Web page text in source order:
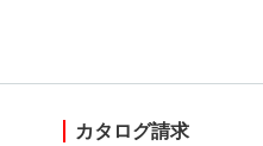
カタログ請求